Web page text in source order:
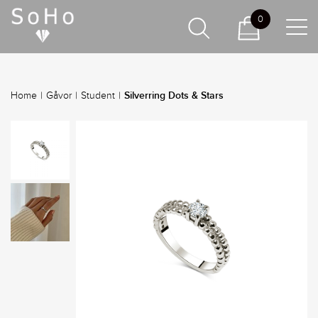
Home | Gåvor | Student | Silverring Dots & Stars
0